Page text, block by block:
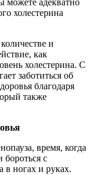
можете адекватно
холестерина
и
как
холестерина. С
заботиться об
благодаря
также
время, когда
бороться с
ногах и руках.